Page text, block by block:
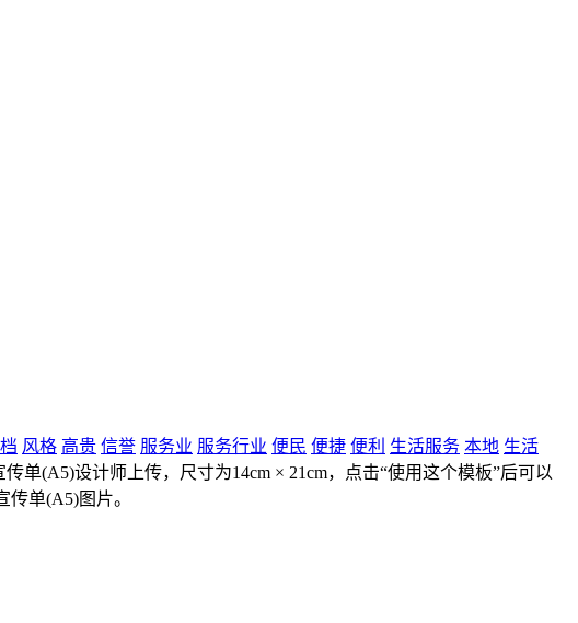
风格 高贵 信誉 服务业 服务行业 便民 便捷 便利 生活服务 本地 生活
(A5)设计师上传，尺寸为14cm × 21cm，点击“使用这个模板”后可以
单(A5)图片。